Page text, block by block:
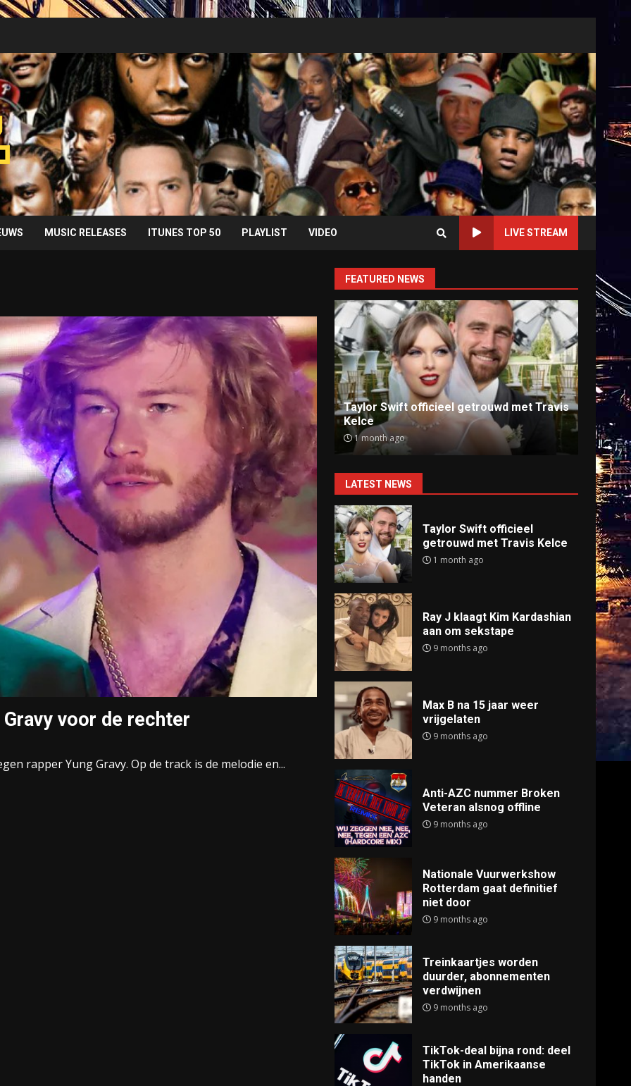
MUSIC RELEASES ITUNES TOP 50 PLAYLIST VIDEO LIVE STREAM
voor de rechter
rapper Yung Gravy. Op de track is de melodie en...
FEATURED NEWS
Taylor Swift officieel getrouwd met Travis
Kelce
1 month ago
Ray J klaagt Kim Kardashian aan om
sekstape
9 months ago
Anti-
9
LATEST NEWS
Taylor Swift officieel
getrouwd met Travis Kelce
1 month ago
Ray J klaagt Kim Kardashian
aan om sekstape
9 months ago
Max B na 15 jaar weer
vrijgelaten
9 months ago
Anti-AZC nummer Broken
Veteran alsnog offline
9 months ago
Nationale Vuurwerkshow
Rotterdam gaat definitief
niet door
9 months ago
Treinkaartjes worden
duurder, abonnementen
verdwijnen
9 months ago
TikTok-deal bijna rond: deel
TikTok in Amerikaanse
handen